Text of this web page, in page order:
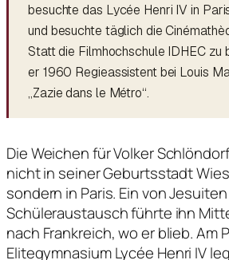
besuchte das Lycée Henri IV in
und besuchte täglich die
Statt die Filmhochschule IDHEC zu
er 1960 Regieassistent bei Louis
„Zazie dans le Métro“.
Die Weichen für Volker
nicht in seiner Geburtsstadt
sondern in Paris. Ein von
Schüleraustausch führte ihn
nach Frankreich, wo er blieb. Am
Elitegymnasium Lycée Henri IV